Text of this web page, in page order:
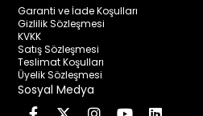
Garanti ve İade Koşulları
Gizlilik Sözleşmesi
KVKK
Satış Sözleşmesi
Teslimat Koşulları
Üyelik Sözleşmesi
Sosyal Medya